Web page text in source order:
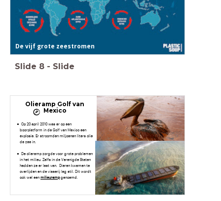
De vijf grote zeestromen
Slide 8 - Slide
Olieramp Golf van
Mexico
Op 20 april 2010 was er op een
boorplatform in de Golf van Mexico een
explosie. Er stroomden miljoenen liters olie
de zee in.
De olieramp zorgde voor grote problemen
in het milieu. Zelfs in de Verenigde Staten
hadden ze er last van. Dieren kwamen te
overlijden en de visserij lag stil. Dit wordt
ook wel eenmilieurampgenoemd.